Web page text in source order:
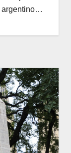
argentino…